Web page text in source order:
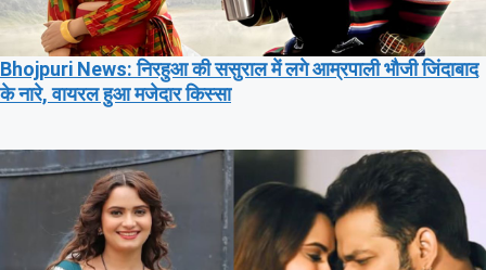
Bhojpuri News: निरहुआ की ससुराल में लगे आम्रपाली भौजी जिंदाबाद
के नारे, वायरल हुआ मजेदार किस्सा